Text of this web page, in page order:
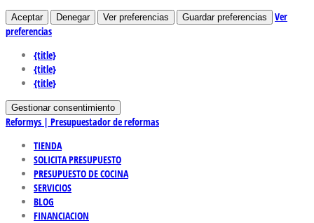
Aceptar Denegar Ver preferencias Guardar preferencias
Ver
preferencias
{title}
{title}
{title}
Gestionar consentimiento
Reformys | Presupuestador de reformas
TIENDA
SOLICITA PRESUPUESTO
PRESUPUESTO DE COCINA
SERVICIOS
BLOG
FINANCIACION